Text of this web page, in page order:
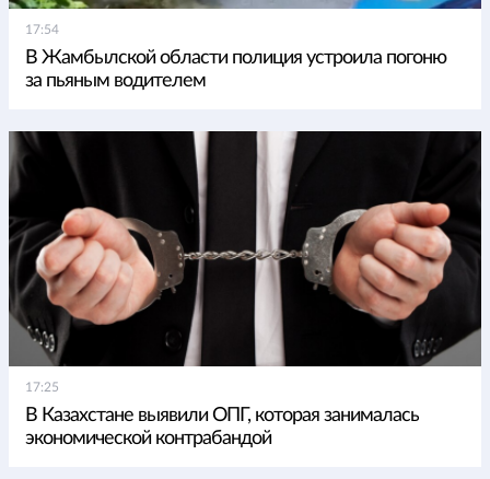
17:54
В Жамбылской области полиция устроила погоню
за пьяным водителем
17:25
В Казахстане выявили ОПГ, которая занималась
экономической контрабандой